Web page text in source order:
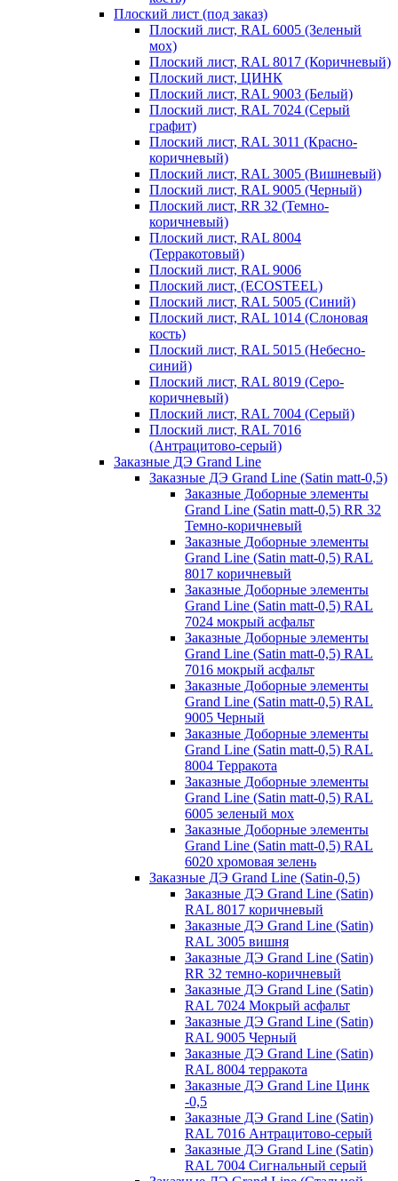
Плоский лист (под заказ)
Плоский лист, RAL 6005 (Зеленый
мох)
Плоский лист, RAL 8017 (Коричневый)
Плоский лист, ЦИНК
Плоский лист, RAL 9003 (Белый)
Плоский лист, RAL 7024 (Серый
графит)
Плоский лист, RAL 3011 (Красно-
коричневый)
Плоский лист, RAL 3005 (Вишневый)
Плоский лист, RAL 9005 (Черный)
Плоский лист, RR 32 (Темно-
коричневый)
Плоский лист, RAL 8004
(Терракотовый)
Плоский лист, RAL 9006
Плоский лист, (ECOSTEEL)
Плоский лист, RAL 5005 (Синий)
Плоский лист, RAL 1014 (Слоновая
кость)
Плоский лист, RAL 5015 (Небесно-
синий)
Плоский лист, RAL 8019 (Серо-
коричневый)
Плоский лист, RAL 7004 (Серый)
Плоский лист, RAL 7016
(Антрацитово-серый)
Заказные ДЭ Grand Line
Заказные ДЭ Grand Line (Satin matt-0,5)
Заказные Доборные элементы
Grand Line (Satin matt-0,5) RR 32
Темно-коричневый
Заказные Доборные элементы
Grand Line (Satin matt-0,5) RAL
8017 коричневый
Заказные Доборные элементы
Grand Line (Satin matt-0,5) RAL
7024 мокрый асфальт
Заказные Доборные элементы
Grand Line (Satin matt-0,5) RAL
7016 мокрый асфальт
Заказные Доборные элементы
Grand Line (Satin matt-0,5) RAL
9005 Черный
Заказные Доборные элементы
Grand Line (Satin matt-0,5) RAL
8004 Терракота
Заказные Доборные элементы
Grand Line (Satin matt-0,5) RAL
6005 зеленый мох
Заказные Доборные элементы
Grand Line (Satin matt-0,5) RAL
6020 хромовая зелень
Заказные ДЭ Grand Line (Satin-0,5)
Заказные ДЭ Grand Line (Satin)
RAL 8017 коричневый
Заказные ДЭ Grand Line (Satin)
RAL 3005 вишня
Заказные ДЭ Grand Line (Satin)
RR 32 темно-коричневый
Заказные ДЭ Grand Line (Satin)
RAL 7024 Мокрый асфальт
Заказные ДЭ Grand Line (Satin)
RAL 9005 Черный
Заказные ДЭ Grand Line (Satin)
RAL 8004 терракота
Заказные ДЭ Grand Line Цинк
-0,5
Заказные ДЭ Grand Line (Satin)
RAL 7016 Антрацитово-серый
Заказные ДЭ Grand Line (Satin)
RAL 7004 Сигнальный серый